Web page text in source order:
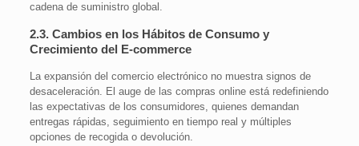
cadena de suministro global.
2.3. Cambios en los Hábitos de Consumo y
Crecimiento del E-commerce
La expansión del comercio electrónico no muestra signos de
desaceleración. El auge de las compras online está redefiniendo
las expectativas de los consumidores, quienes demandan
entregas rápidas, seguimiento en tiempo real y múltiples
opciones de recogida o devolución.